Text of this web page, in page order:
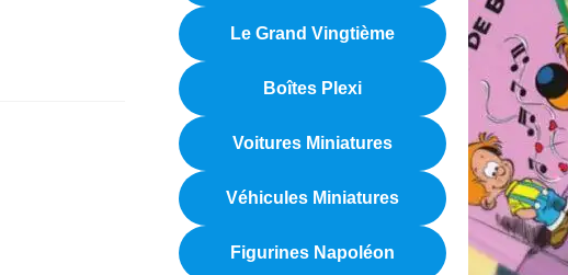
Le Grand Vingtième
Boîtes Plexi
Voitures Miniatures
Véhicules Miniatures
Figurines Napoléon